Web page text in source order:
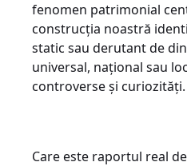
fenomen patrimonial
construcția noastră
static sau derutant de
universal, național sau
controverse și curiozități.
Care este raportul real